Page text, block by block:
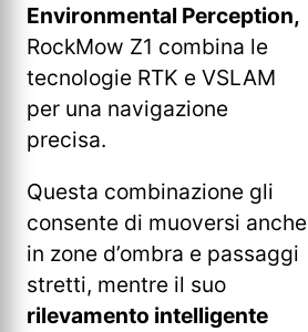
Environmental Perception,
RockMow Z1 combina le
tecnologie RTK e VSLAM
per una navigazione
precisa.
Questa combinazione gli
consente di muoversi anche
in zone d’ombra e passaggi
stretti, mentre il suo
rilevamento intelligente